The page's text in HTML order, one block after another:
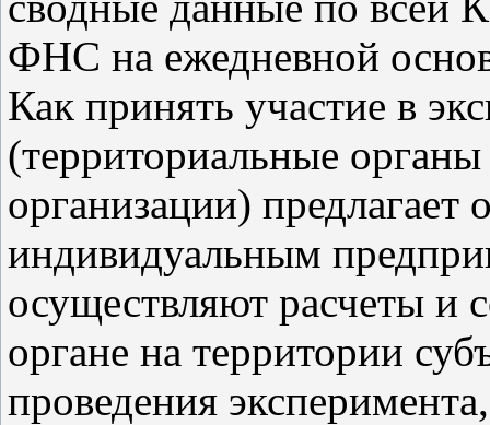
ФНС на ежедневной
Как принять участие в
(территориальные
организации) предлагает
индивидуальным
осуществляют расчеты и
органе на территории
проведения